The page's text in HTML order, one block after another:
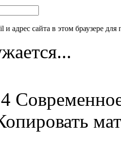
и адрес сайта в этом браузере